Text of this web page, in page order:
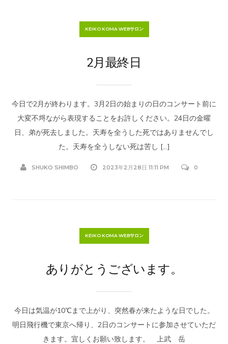
KEIKO KOMA WEBサロン
2月最終日
今日で2月が終わります。3月2日の始まりの日のコンサート前に
大変不埒ながら表現することをお許しください。24日の金曜
日、弟が死去しました。天寿を全うした死ではありませんでし
た。天寿を全うしない死は苦し […]
SHUKO SHIMBO 2023年2月28日 11:11 PM 0
KEIKO KOMA WEBサロン
ありがとうございます。
今日は気温が10℃まで上がり、突然春が来たような日でした。
明日飛行機で東京へ帰り、2日のコンサートに参加させていただ
きます。宜しくお願い致します。 上武 岳